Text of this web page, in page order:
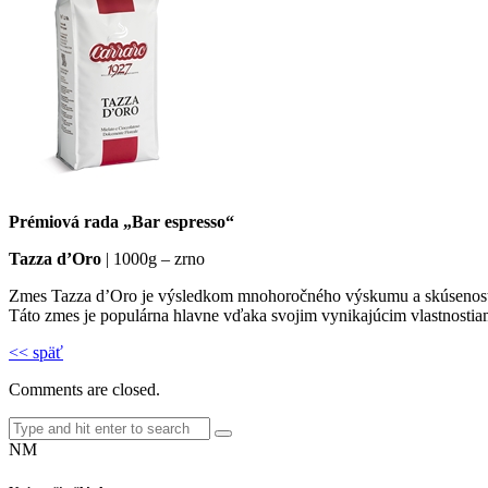
Prémiová rada „Bar espresso“
Tazza d’Oro | 1000g – zrno
Zmes Tazza d’Oro je výsledkom mnohoročného výskumu a
Táto zmes je populárna hlavne vďaka svojim vynikajúcim
<< späť
Comments are closed.
NM